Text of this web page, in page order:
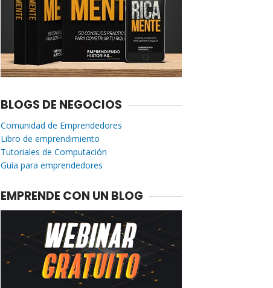
BLOGS DE NEGOCIOS
Comunidad de Emprendedores
Libro de emprendimiento
Tutoriales de Computación
Guía para emprendedores
EMPRENDE CON UN BLOG